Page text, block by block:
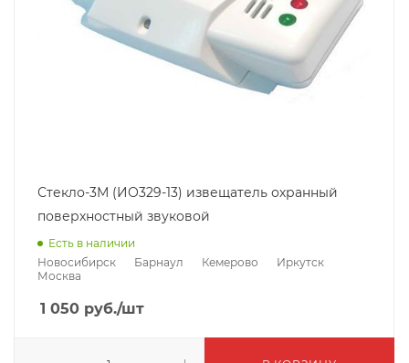
Стекло-3М (ИО329-13) извещатель охранный
поверхностный звуковой
Есть в наличии
Новосибирск
Барнаул Кемерово
Иркутск
Москва
1 050 руб./шт